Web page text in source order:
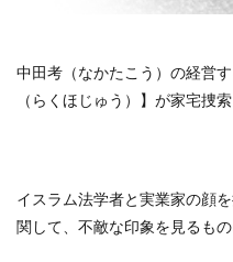
中田考（なかたこう）の経営
（らくほじゅう）】が家宅捜索
イスラム法学者と実業家の顔
関して、不敵な印象を見るも